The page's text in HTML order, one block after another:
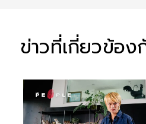
ข่าวที่เกี่ยวข้อง